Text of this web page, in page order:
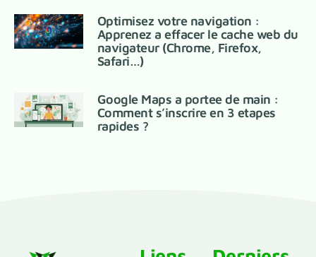
Optimisez votre navigation :
Apprenez a effacer le cache web du
navigateur (Chrome, Firefox,
Safari…)
Google Maps a portee de main :
Comment s’inscrire en 3 etapes
rapides ?